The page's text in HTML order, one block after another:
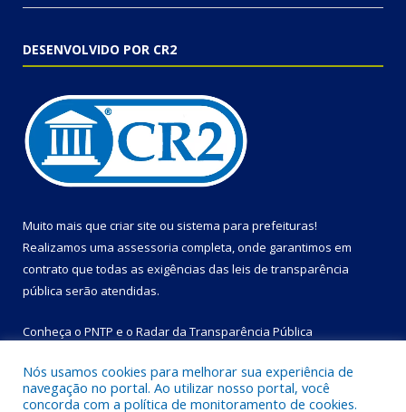
DESENVOLVIDO POR CR2
Muito mais que criar site ou sistema para prefeituras!
Realizamos uma assessoria completa, onde garantimos em
contrato que todas as exigências das leis de transparência
pública serão atendidas.
Conheça o PNTP e o Radar da Transparência Pública
Nós usamos cookies para melhorar sua experiência de
navegação no portal. Ao utilizar nosso portal, você
concorda com a política de monitoramento de cookies.